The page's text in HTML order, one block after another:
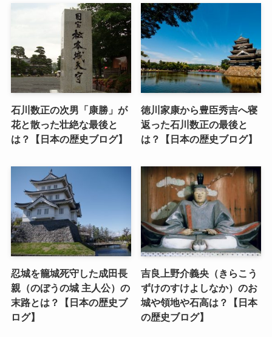
石川数正の次男「康勝」が
花と散った壮絶な最後と
は？【日本の歴史ブログ】
徳川家康から豊臣秀吉へ寝
返った石川数正の最後と
は？【日本の歴史ブログ】
忍城を籠城死守した成田長
親（のぼうの城 主人公）の
末路とは？【日本の歴史ブ
ログ】
吉良上野介義央（きらこう
ずけのすけよしなか）のお
城や領地や石高は？【日本
の歴史ブログ】